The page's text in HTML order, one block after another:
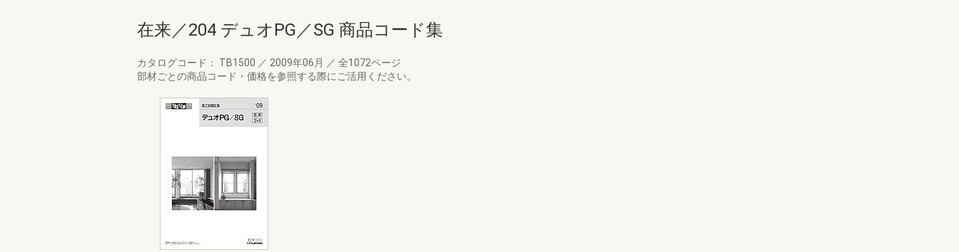
在来／204 デュオPG／SG 商品コード集
カタログコード： TB1500 ／ 2009年06月 ／ 全1072ページ
部材ごとの商品コード・価格を参照する際にご活用ください。